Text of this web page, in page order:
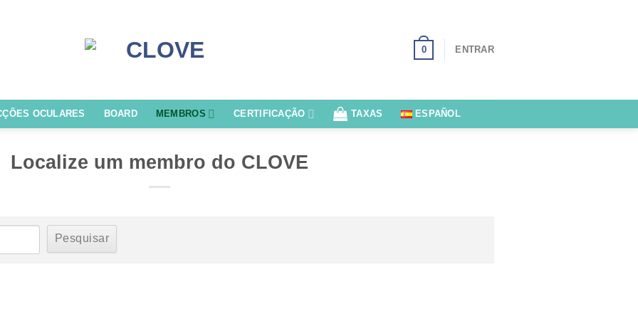
0 ENTRAR
OCULARES BOARD MEMBROS CERTIFICAÇÃO TAXAS ESPAÑOL
Localize um membro do CLOVE